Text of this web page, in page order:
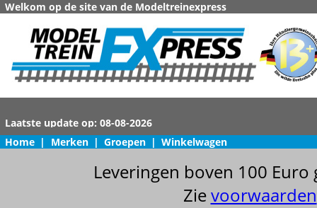
Welkom op de site van de Modeltreinexpress
Home | Merken | Groepen | Winkelwagen
Leveringen boven 100
Zievoorwaarden